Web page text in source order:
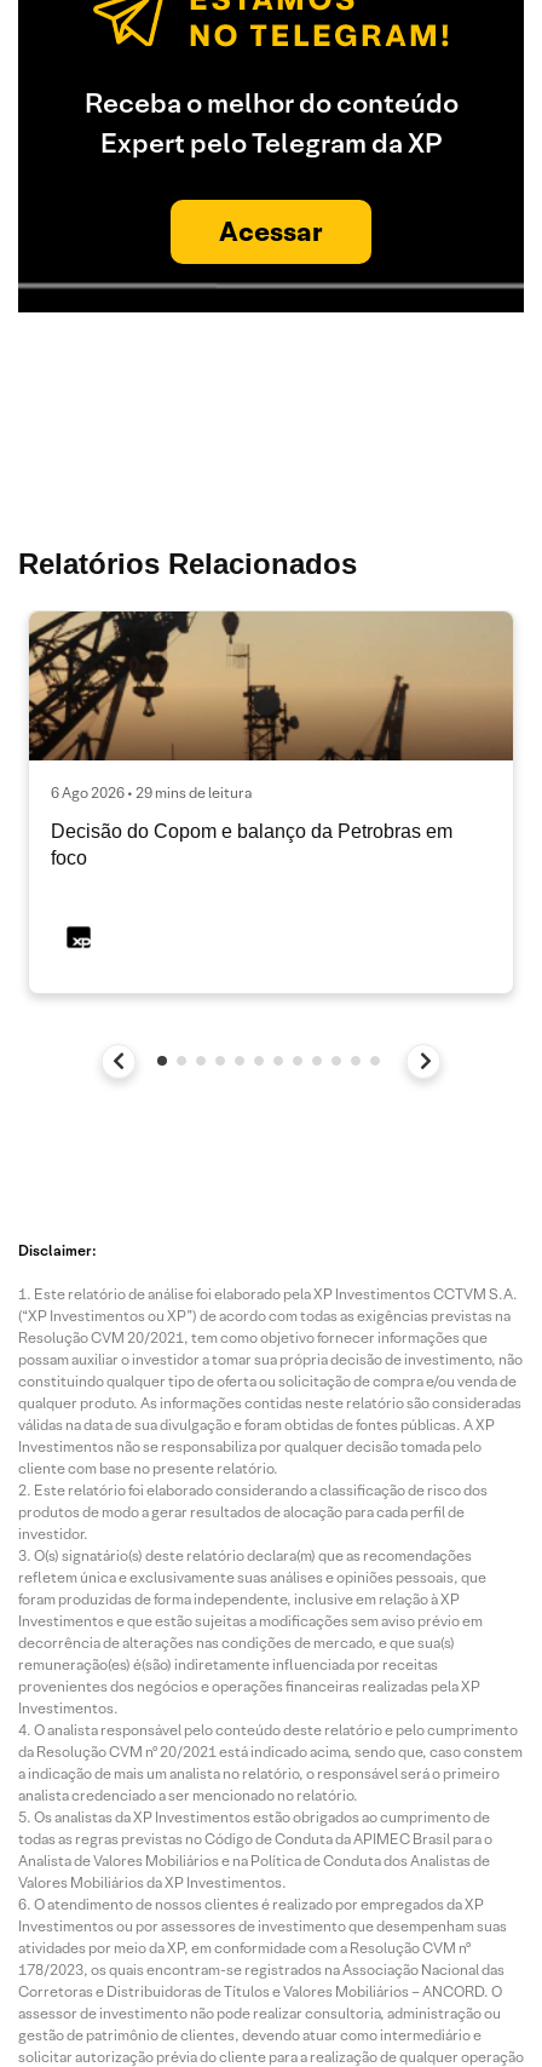
Receba o melhor do conteúdo
Expert pelo Telegram da XP
Acessar
Relatórios Relacionados
6 Ago 2026 • 29 mins de leitura
Decisão do Copom e balanço da Petrobras em
foco
Disclaimer:
Este relatório de análise foi elaborado pela XP Investimentos CCTVM S.A.
(“XP Investimentos ou XP”) de acordo com todas as exigências previstas na
Resolução CVM 20/2021, tem como objetivo fornecer informações que
possam auxiliar o investidor a tomar sua própria decisão de investimento, não
constituindo qualquer tipo de oferta ou solicitação de compra e/ou venda de
qualquer produto. As informações contidas neste relatório são consideradas
válidas na data de sua divulgação e foram obtidas de fontes públicas. A XP
Investimentos não se responsabiliza por qualquer decisão tomada pelo
cliente com base no presente relatório.
Este relatório foi elaborado considerando a classificação de risco dos
produtos de modo a gerar resultados de alocação para cada perfil de
investidor.
O(s) signatário(s) deste relatório declara(m) que as recomendações
refletem única e exclusivamente suas análises e opiniões pessoais, que
foram produzidas de forma independente, inclusive em relação à XP
Investimentos e que estão sujeitas a modificações sem aviso prévio em
decorrência de alterações nas condições de mercado, e que sua(s)
remuneração(es) é(são) indiretamente influenciada por receitas
provenientes dos negócios e operações financeiras realizadas pela XP
Investimentos.
O analista responsável pelo conteúdo deste relatório e pelo cumprimento
da Resolução CVM nº 20/2021 está indicado acima, sendo que, caso constem
a indicação de mais um analista no relatório, o responsável será o primeiro
analista credenciado a ser mencionado no relatório.
Os analistas da XP Investimentos estão obrigados ao cumprimento de
todas as regras previstas no Código de Conduta da APIMEC Brasil para o
Analista de Valores Mobiliários e na Política de Conduta dos Analistas de
Valores Mobiliários da XP Investimentos.
O atendimento de nossos clientes é realizado por empregados da XP
Investimentos ou por assessores de investimento que desempenham suas
atividades por meio da XP, em conformidade com a Resolução CVM nº
178/2023, os quais encontram-se registrados na Associação Nacional das
Corretoras e Distribuidoras de Títulos e Valores Mobiliários – ANCORD. O
assessor de investimento não pode realizar consultoria, administração ou
gestão de patrimônio de clientes, devendo atuar como intermediário e
solicitar autorização prévia do cliente para a realização de qualquer operação